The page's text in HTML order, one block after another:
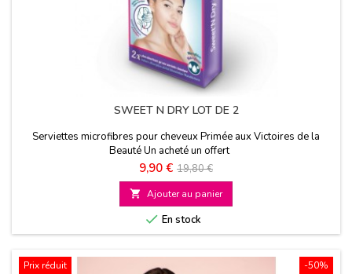
SWEET N DRY LOT DE 2
Serviettes microfibres pour cheveux Primée aux Victoires de la
Beauté Un acheté un offert
Prix
9,90 € Prix
de
base
19,80 €
 Ajouter au panier
 En stock
-50%
Prix réduit